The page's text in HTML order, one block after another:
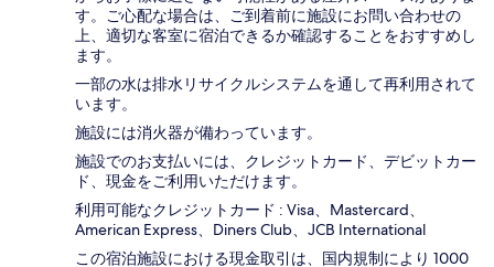
す。ご心配な場合は、ご到着前に施設にお問い合わせの
上、適切な客室に宿泊できるか確認することをおすすめし
ます。
一部の水は排水リサイクルシステムを通して再利用されて
います。
施設には消火器が備わっています。
施設でのお支払いには、クレジットカード、デビットカー
ド、現金をご利用いただけます。
利用可能なクレジットカード : Visa、Mastercard、
American Express、Diners Club、JCB International
この宿泊施設における現金取引は、国内規制により 1000